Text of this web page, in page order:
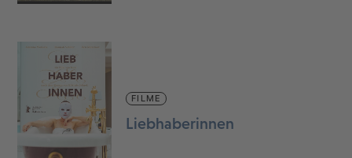
FILME
Liebhaberinnen